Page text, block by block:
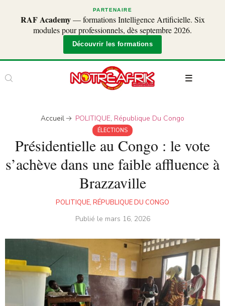
PARTENAIRE
RAF Academy— formations Intelligence Artificielle. Six
modules pour professionnels, dès septembre 2026.
Découvrir les formations
Accueil POLITIQUE, République Du Congo
ÉLECTIONS
Présidentielle au Congo : le vote
s’achève dans une faible affluence à
Brazzaville
POLITIQUE, RÉPUBLIQUE DU CONGO
Publié le mars 16, 2026